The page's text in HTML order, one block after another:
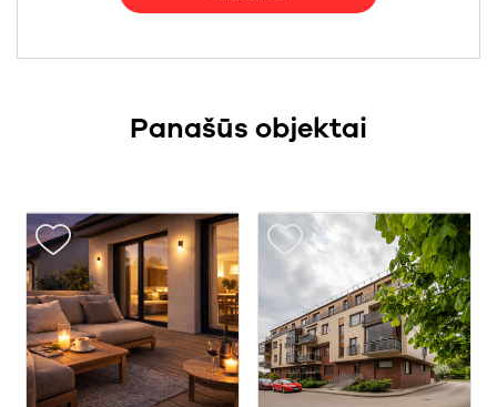
Panašūs objektai